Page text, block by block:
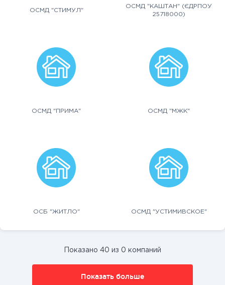
ОСМД "СТИМУЛ"
ОСМД "КАШТАН" (ЄДРПОУ
25718000)
ОСМД "ПРИМА" ОСМД "МЖК"
ОСБ "ЖИТЛО" ОСМД "УСТИМИВСКОЕ"
Показано 40 из 0 компаний
Показать больше